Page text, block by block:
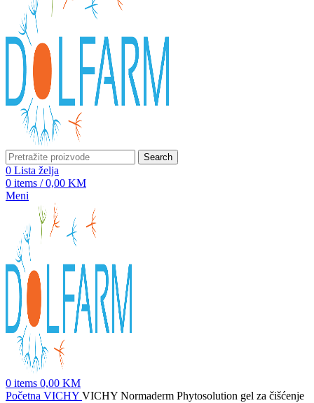
Search
0 Lista želja
0 items / 0,00 KM
Meni
0 items 0,00 KM
Početna VICHY VICHY Normaderm Phytosolution gel za čišćenje